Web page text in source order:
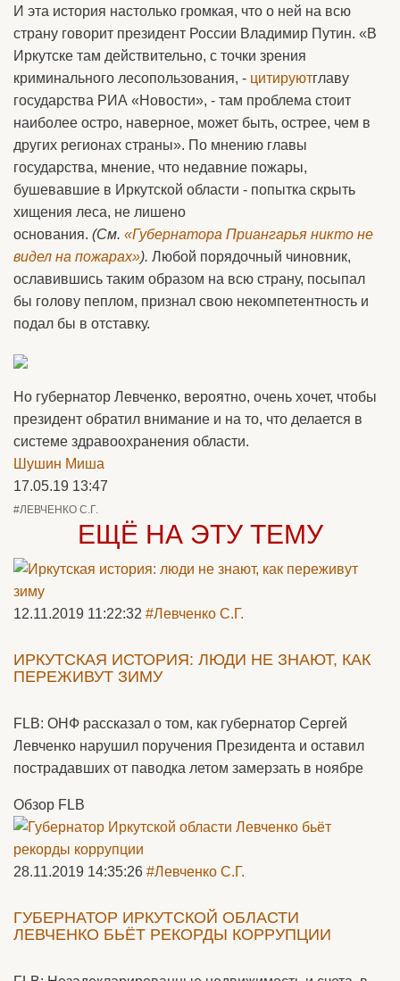
И эта история настолько громкая, что о ней на всю
страну говорит президент России Владимир Путин. «В
Иркутске там действительно, с точки зрения
криминального лесопользования, - цитируютглаву
государства РИА «Новости», - там проблема стоит
наиболее остро, наверное, может быть, острее, чем в
других регионах страны». По мнению главы
государства, мнение, что недавние пожары,
бушевавшие в Иркутской области - попытка скрыть
хищения леса, не лишено
основания. (См. «Губернатора Приангарья никто не
видел на пожарах»). Любой порядочный чиновник,
ославившись таким образом на всю страну, посыпал
бы голову пеплом, признал свою некомпетентность и
подал бы в отставку.
Но губернатор Левченко, вероятно, очень хочет, чтобы
президент обратил внимание и на то, что делается в
системе здравоохранения области.
Шушин Миша
17.05.19 13:47
#ЛЕВЧЕНКО С.Г.
ЕЩЁ НА ЭТУ ТЕМУ
12.11.2019 11:22:32 #Левченко С.Г.
ИРКУТСКАЯ ИСТОРИЯ: ЛЮДИ НЕ ЗНАЮТ, КАК
ПЕРЕЖИВУТ ЗИМУ
FLB: ОНФ рассказал о том, как губернатор Сергей
Левченко нарушил поручения Президента и оставил
пострадавших от паводка летом замерзать в ноябре
Обзор FLB
28.11.2019 14:35:26 #Левченко С.Г.
ГУБЕРНАТОР ИРКУТСКОЙ ОБЛАСТИ
ЛЕВЧЕНКО БЬЁТ РЕКОРДЫ КОРРУПЦИИ